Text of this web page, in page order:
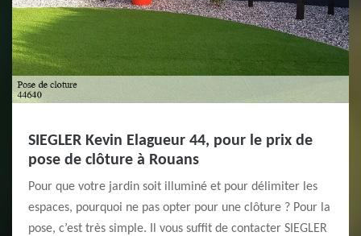
SIEGLER Kevin Elagueur 44, pour le prix de
pose de clôture à Rouans
Pour que votre jardin soit illuminé et pour délimiter les
espaces, pourquoi ne pas opter pour une clôture ? Pour la
pose, c’est très simple. Il vous suffit de contacter SIEGLER